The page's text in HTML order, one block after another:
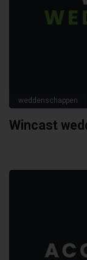
weddenschappen
Wincast